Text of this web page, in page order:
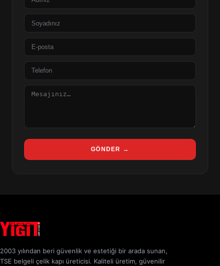
Soyad
posta
Telefon
Mesaj
GÖNDER →
2003 yılından beri güvenlik ve estetiği bir arada sunan,
TSE belgeli çelik kapı üreticisi. Kaliteli üretim, güvenilir